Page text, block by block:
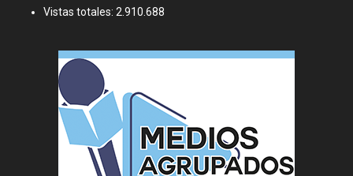
Vistas totales: 2.910.688